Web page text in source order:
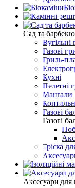
Сад та барбекю
Вугільні
Газові
Гриль-
Кухні
Пелетні
Мангали
Газові
Газові
Тріска
Аксесуари для